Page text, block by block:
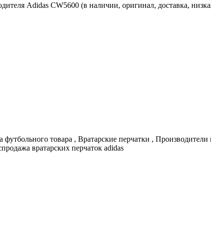
Adidas CW5600 (в наличии, оригинал, доставка,
товара , Вратарские перчатки ,
вратарских перчаток adidas